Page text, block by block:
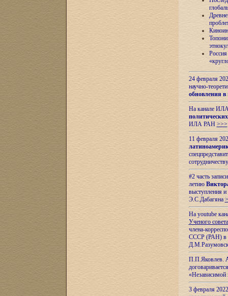
24 февраля
научно-
обновления в
На канале
ИЛА РАН >>>
11 февраля
#2 часть
летию
выступления
Э.С.Дабагяна
На youtube
Ученого
члена-
СССР (РАН) в
П.П.Яковлев.
«Независимой
3 февраля